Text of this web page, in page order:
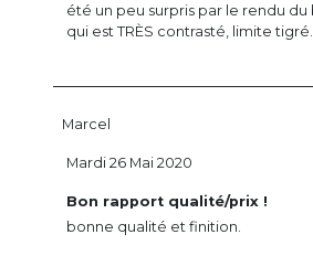
été un peu surpris par le rendu du
qui est TRÈS contrasté, limite tigré.
Marcel
Bon rapport qualité/prix !
bonne qualité et finition.
Mardi 26 Mai 2020